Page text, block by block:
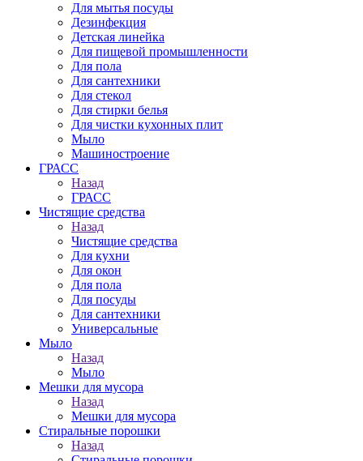
Для мытья посуды
Дезинфекция
Детская линейка
Для пищевой промышленности
Для пола
Для сантехники
Для стекол
Для стирки белья
Для чистки кухонных плит
Мыло
Машиностроение
ГРАСС
Назад
ГРАСС
Чистящие средства
Назад
Чистящие средства
Для кухни
Для окон
Для пола
Для посуды
Для сантехники
Универсальные
Мыло
Назад
Мыло
Мешки для мусора
Назад
Мешки для мусора
Стиральные порошки
Назад